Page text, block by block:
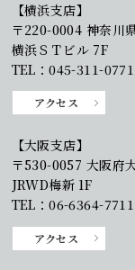
【横浜支店】
〒220-0004 神奈川
横浜ＳＴビル 7F
TEL：045-311-
アクセス
【大阪支店】
〒530-0057 大阪府
JRWD梅新 1F
TEL：06-6364-
アクセス